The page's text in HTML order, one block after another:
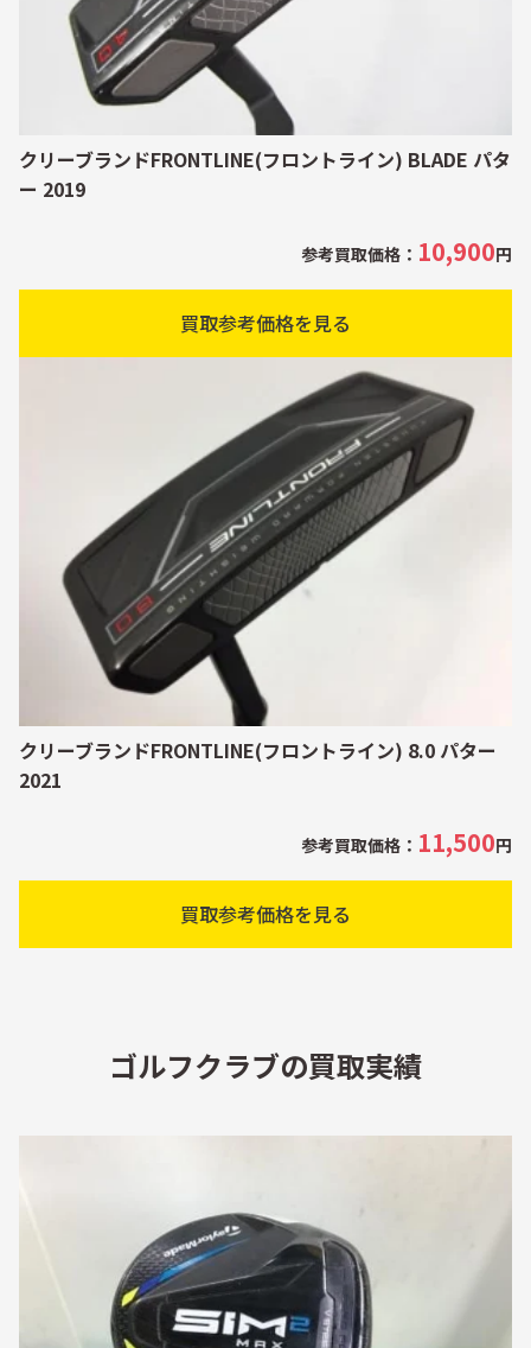
クリーブランドFRONTLINE(フロントライン) BLADE パタ
ー 2019
参考買取価格： 10,900円
買取参考価格を見る
クリーブランドFRONTLINE(フロントライン) 8.0 パター
2021
参考買取価格： 11,500円
買取参考価格を見る
ゴルフクラブの買取実績